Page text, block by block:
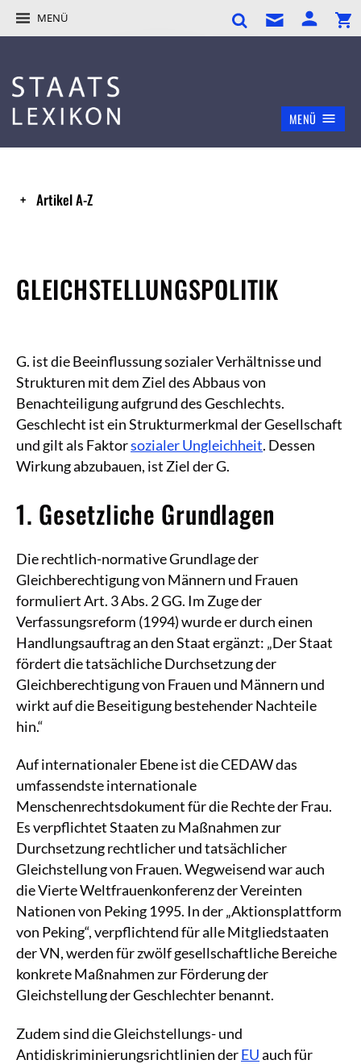
MENÜ
MENÜ
Artikel A-Z
GLEICHSTELLUNGSPOLITIK
G. ist die Beeinflussung sozialer Verhältnisse und
Strukturen mit dem Ziel des Abbaus von
Benachteiligung aufgrund des Geschlechts.
Geschlecht ist ein Strukturmerkmal der Gesellschaft
und gilt als Faktorsozialer Ungleichheit. Dessen
Wirkung abzubauen, ist Ziel der G.
1. Gesetzliche Grundlagen
Die rechtlich-normative Grundlage der
Gleichberechtigung von Männern und Frauen
formuliert Art. 3 Abs. 2 GG. Im Zuge der
Verfassungsreform (1994) wurde er durch einen
Handlungsauftrag an den Staat ergänzt: „Der Staat
fördert die tatsächliche Durchsetzung der
Gleichberechtigung von Frauen und Männern und
wirkt auf die Beseitigung bestehender Nachteile
hin.“
Auf internationaler Ebene ist die CEDAW das
umfassendste internationale
Menschenrechtsdokument für die Rechte der Frau.
Es verpflichtet Staaten zu Maßnahmen zur
Durchsetzung rechtlicher und tatsächlicher
Gleichstellung von Frauen. Wegweisend war auch
die Vierte Weltfrauenkonferenz der Vereinten
Nationen von Peking 1995. In der „Aktionsplattform
von Peking“, verpflichtend für alle Mitgliedstaaten
der VN, werden für zwölf gesellschaftliche Bereiche
konkrete Maßnahmen zur Förderung der
Gleichstellung der Geschlechter benannt.
Zudem sind die Gleichstellungs- und
Antidiskriminierungsrichtlinien derEUauch für